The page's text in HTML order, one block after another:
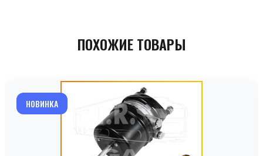
ПОХОЖИЕ ТОВАРЫ
НОВИНКА